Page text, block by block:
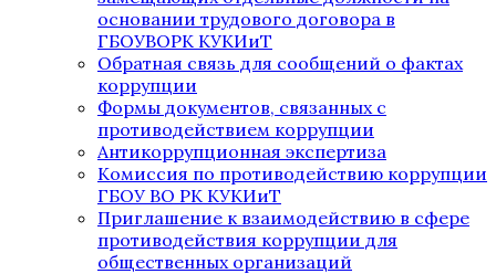
основании трудового договора в
ГБОУВОРК КУКИиТ
Обратная связь для сообщений о фактах
коррупции
Формы документов, связанных с
противодействием коррупции
Антикоррупционная экспертиза
Комиссия по противодействию коррупции
ГБОУ ВО РК КУКИиТ
Приглашение к взаимодействию в сфере
противодействия коррупции для
общественных организаций